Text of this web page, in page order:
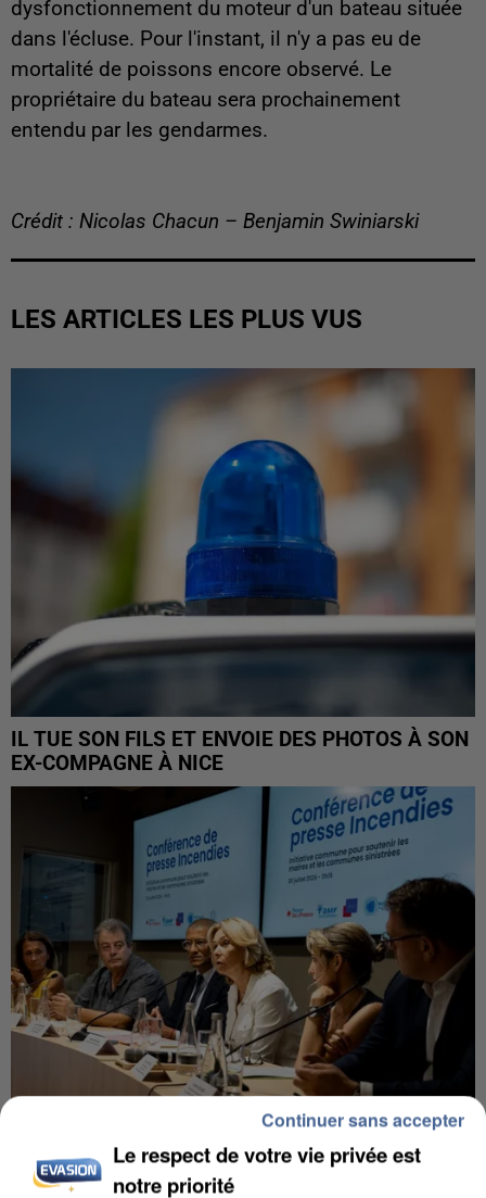
dysfonctionnement du moteur d'un bateau située
dans l'écluse. Pour l'instant, il n'y a pas eu de
mortalité de poissons encore observé. Le
propriétaire du bateau sera prochainement
entendu par les gendarmes.
Crédit : Nicolas Chacun – Benjamin Swiniarski
LES ARTICLES LES PLUS VUS
IL TUE SON FILS ET ENVOIE DES PHOTOS À SON
EX-COMPAGNE À NICE
INCENDIES : L’ÎLE-DE-FRANCE LANCE UN ÉLAN
DE SOLIDARITÉ AVEC LES...
Le respect de votre vie privée est
notre priorité
Continuer sans accepter